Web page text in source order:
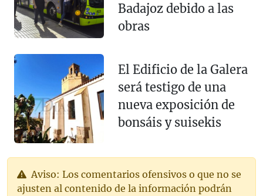
Badajoz debido a las
obras
El Edificio de la Galera
será testigo de una
nueva exposición de
bonsáis y suisekis
Aviso: Los comentarios ofensivos o que no se
ajusten al contenido de la información podrán